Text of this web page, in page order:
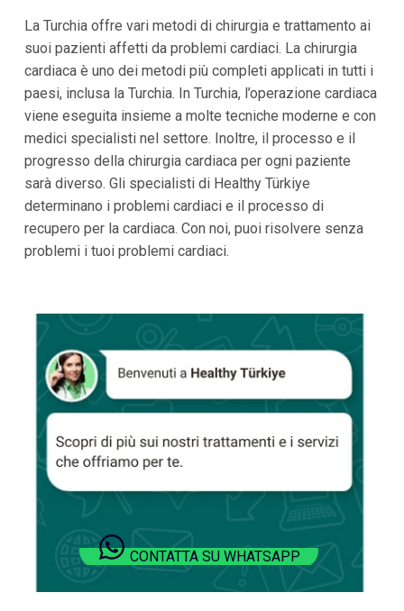
La Turchia offre vari metodi di chirurgia e trattamento ai
suoi pazienti affetti da problemi cardiaci. La chirurgia
cardiaca è uno dei metodi più completi applicati in tutti i
paesi, inclusa la Turchia. In Turchia, l’operazione cardiaca
viene eseguita insieme a molte tecniche moderne e con
medici specialisti nel settore. Inoltre, il processo e il
progresso della chirurgia cardiaca per ogni paziente
sarà diverso. Gli specialisti di Healthy Türkiye
determinano i problemi cardiaci e il processo di
recupero per la cardiaca. Con noi, puoi risolvere senza
problemi i tuoi problemi cardiaci.
CONTATTA SU WHATSAPP